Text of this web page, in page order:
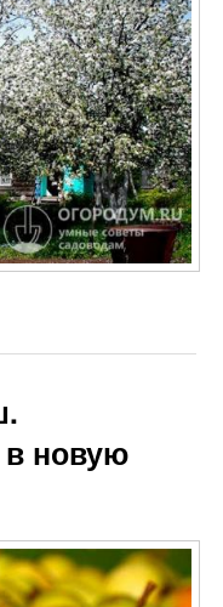
в новую